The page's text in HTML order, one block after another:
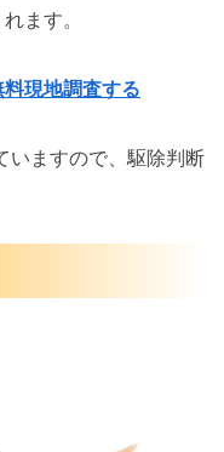
ます。
現地調査する
いますので、駆除判断